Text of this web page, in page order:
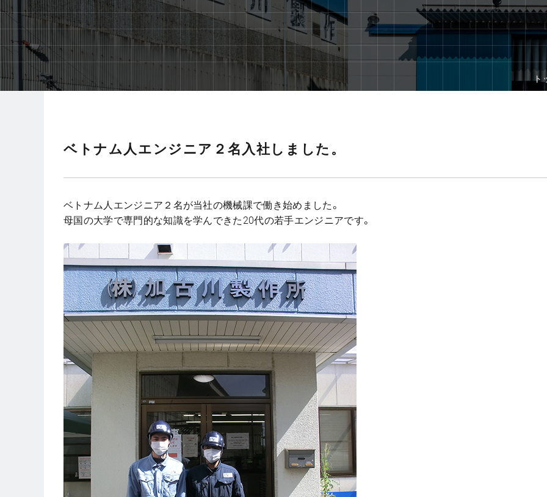
ト
ベトナム人エンジニア２名入社しました。
ベトナム人エンジニア２名が当社の機械課で働き始めました。
母国の大学で専門的な知識を学んできた20代の若手エンジニアです。